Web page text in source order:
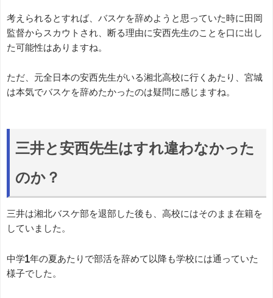
考えられるとすれば、バスケを辞めようと思っていた時に田岡
監督からスカウトされ、断る理由に安西先生のことを口に出し
た可能性はありますね。
ただ、元全日本の安西先生がいる湘北高校に行くあたり、宮城
は本気でバスケを辞めたかったのは疑問に感じますね。
三井と安西先生はすれ違わなかった
のか？
三井は湘北バスケ部を退部した後も、高校にはそのまま在籍を
していました。
中学1年の夏あたりで部活を辞めて以降も学校には通っていた
様子でした。